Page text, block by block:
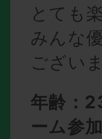
とても
みんな
ござい
年齢：
ーム参